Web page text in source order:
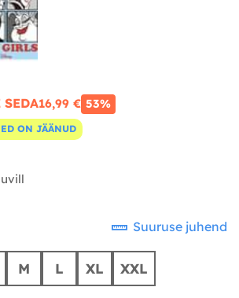
SEDA16,99 € 53%
ON JÄÄNUD
Suuruse juhend
M L XL XXL